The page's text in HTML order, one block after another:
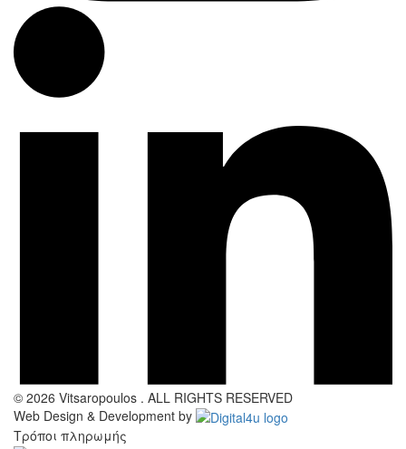
© 2026 Vitsaropoulos . ALL RIGHTS RESERVED
Web Design & Development by
Τρόποι πληρωμής